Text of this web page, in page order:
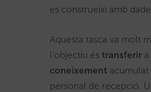
es construeixi amb
Aquesta tasca va molt
l’objectiu és transferir a
coneixement acumulat
personal de recepció.